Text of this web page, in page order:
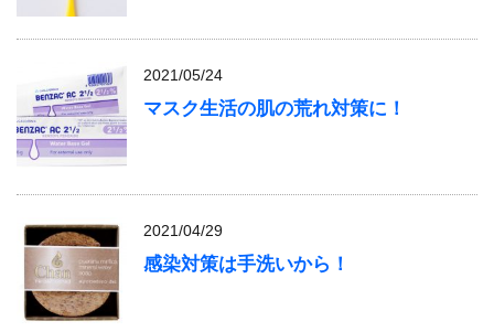
2021/05/24
マスク生活の肌の荒れ対策に！
2021/04/29
感染対策は手洗いから！